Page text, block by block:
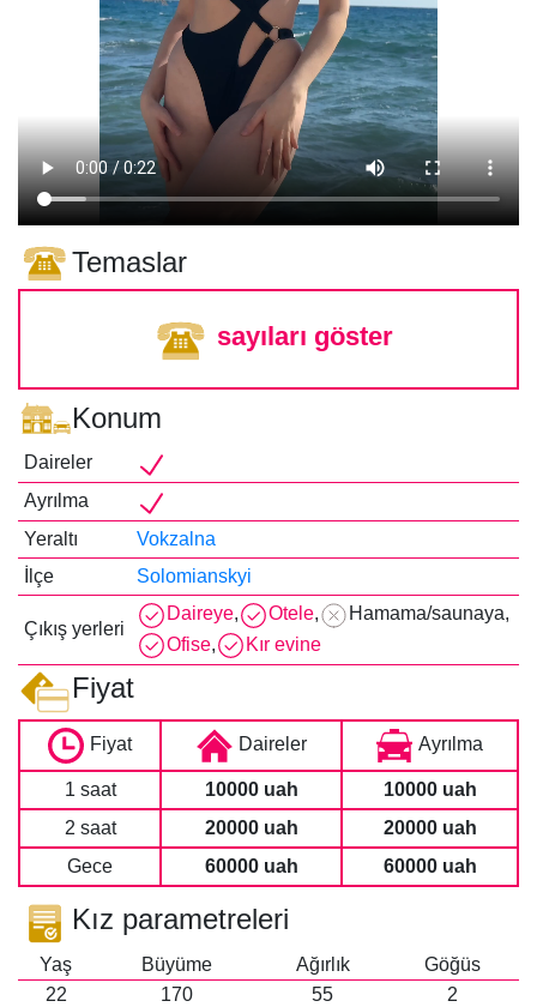
Temaslar
sayıları göster
Konum
Daireler
Ayrılma
Yeraltı
Vokzalna
İlçe
Solomianskyi
Çıkış yerleri
Daireye, Otele, Hamama/saunaya,
Ofise, Kır evine
Fiyat
Fiyat Daireler Ayrılma
1 saat 10000 uah
10000 uah
2 saat
20000 uah
20000 uah
Gece
60000 uah 60000 uah
Kız parametreleri
Yaş Büyüme Ağırlık
Göğüs
22
170 55
2